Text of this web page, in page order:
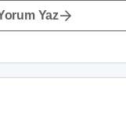
Yaz